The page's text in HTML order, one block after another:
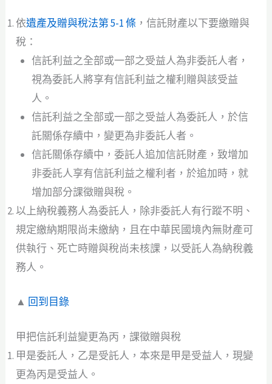
依遺產及贈與稅法第 5-1 條 ，信託財產以下要繳贈與
稅：
信託利益之全部或一部之受益人為非委託人者，
視為委託人將享有信託利益之權利贈與該受益
人。
信託利益之全部或一部之受益人為委託人，於信
託關係存續中，變更為非委託人者。
信託關係存續中，委託人追加信託財產，致增加
非委託人享有信託利益之權利者，於追加時，就
增加部分課徵贈與稅。
以上納稅義務人為委託人，除非委託人有行蹤不明、
規定繳納期限尚未繳納，且在中華民國境內無財產可
供執行、死亡時贈與稅尚未核課，以受託人為納稅義
務人。
▲ 回到目錄
甲把信託利益變更為丙，課徵贈與稅
甲是委託人，乙是受託人，本來是甲是受益人，現變
更為丙是受益人。